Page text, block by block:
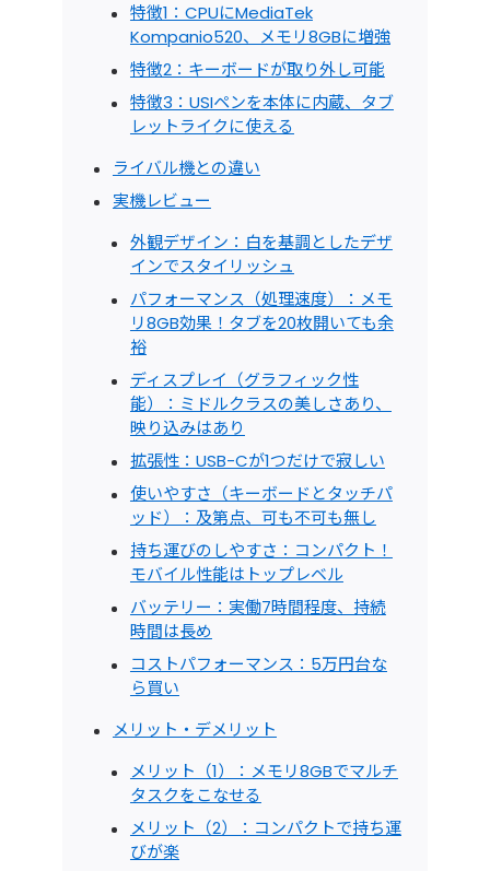
特徴1：CPUにMediaTek
Kompanio520、メモリ8GBに増強
特徴2：キーボードが取り外し可能
特徴3：USIペンを本体に内蔵、タブ
レットライクに使える
ライバル機との違い
実機レビュー
外観デザイン：白を基調としたデザ
インでスタイリッシュ
パフォーマンス（処理速度）：メモ
リ8GB効果！タブを20枚開いても余
裕
ディスプレイ（グラフィック性
能）：ミドルクラスの美しさあり、
映り込みはあり
拡張性：USB-Cが1つだけで寂しい
使いやすさ（キーボードとタッチパ
ッド）：及第点、可も不可も無し
持ち運びのしやすさ：コンパクト！
モバイル性能はトップレベル
バッテリー：実働7時間程度、持続
時間は長め
コストパフォーマンス：5万円台な
ら買い
メリット・デメリット
メリット（1）：メモリ8GBでマルチ
タスクをこなせる
メリット（2）：コンパクトで持ち運
びが楽